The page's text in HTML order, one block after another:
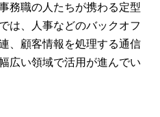
務職の人たちが携わる定型
は、人事などのバックオフ
、顧客情報を処理する通信
広い領域で活用が進んでい